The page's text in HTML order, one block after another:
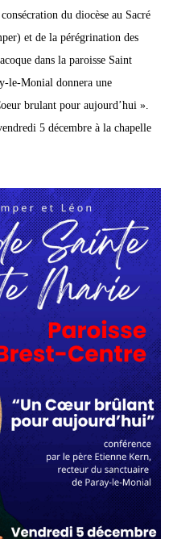
du diocèse au Sacré
et de la pérégrination des
dans la paroisse Saint
le-Monial donnera une
brulant pour aujourd’hui ».
5 décembre à la chapelle